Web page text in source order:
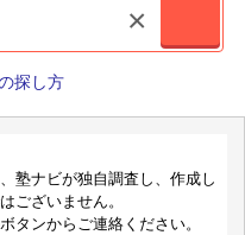
×
塾ナビが独自調査し、作成し
ございません。
タンからご連絡ください。